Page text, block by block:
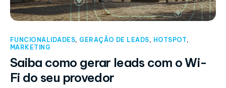
FUNCIONALIDADES, GERAÇÃO DE LEADS, HOTSPOT,
MARKETING
Saiba como gerar leads com o Wi-
Fi do seu provedor